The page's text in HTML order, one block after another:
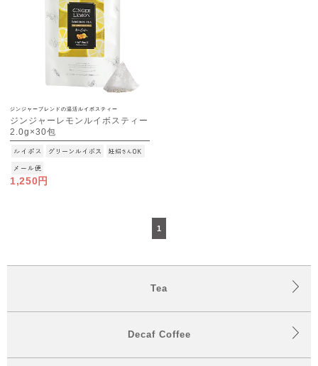
ジンジャーブレンドの温活ルイボスティー
ジンジャーレモンルイボスティー
2.0g×30包
[M便 1/3]
1,250円
1
Tea
Decaf Coffee